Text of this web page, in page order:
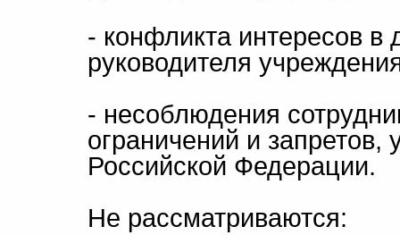
- конфликта интересов в
руководителя
- несоблюдения
ограничений и запретов,
Российской Федерации.
Не рассматриваются: